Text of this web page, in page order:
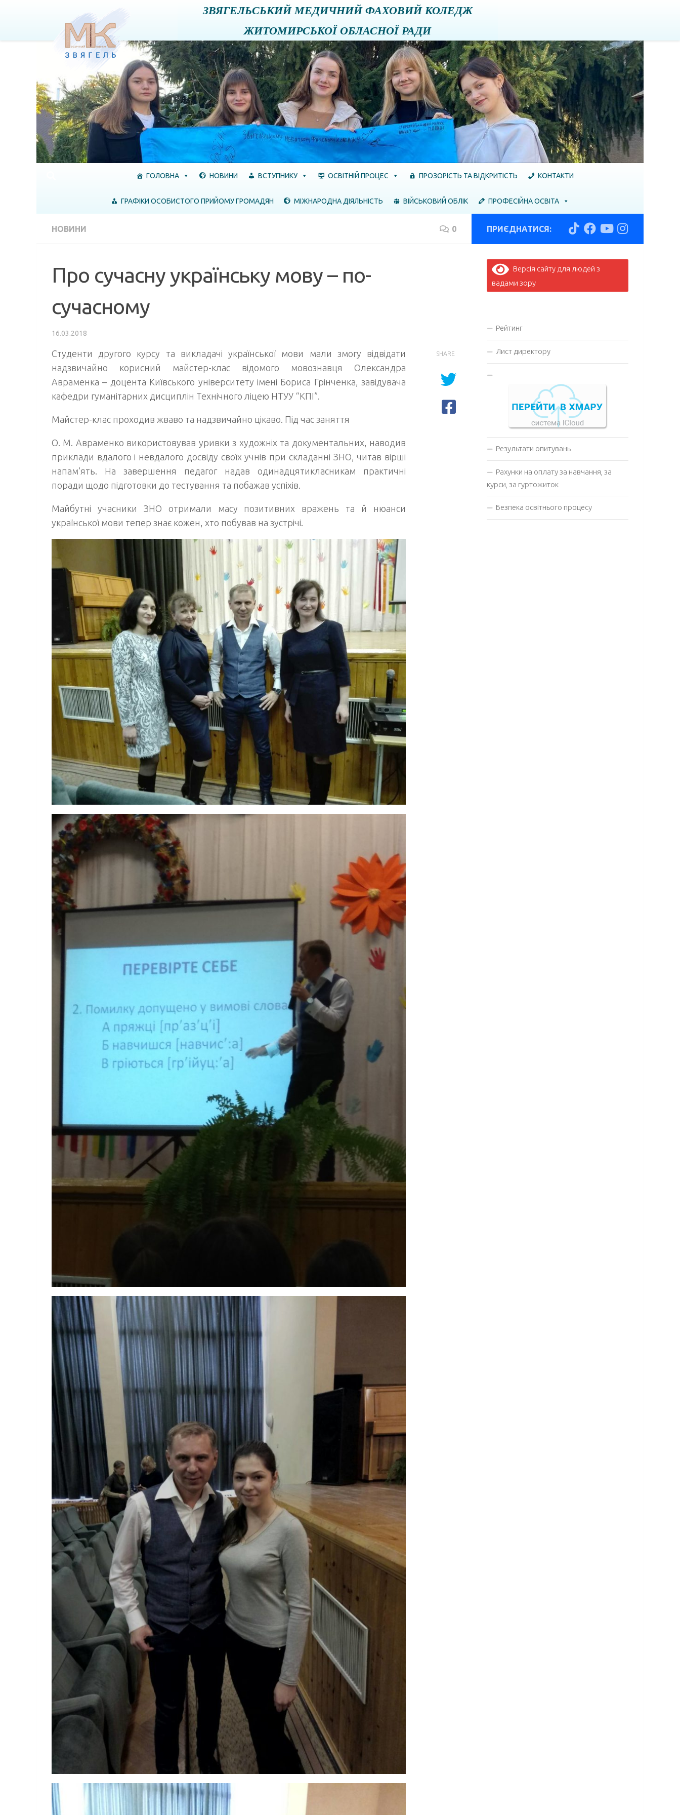
ЗВЯГЕЛЬСЬКИЙ МЕДИЧНИЙ ФАХОВИЙ КОЛЕДЖ
ЖИТОМИРСЬКОЇ ОБЛАСНОЇ РАДИ
ГОЛОВНА НОВИНИ ВСТУПНИКУ ОСВІТНІЙ ПРОЦЕС ПРОЗОРІСТЬ ТА ВІДКРИТІСТЬ КОНТАКТИ
ГРАФІКИ ОСОБИСТОГО ПРИЙОМУ ГРОМАДЯН МІЖНАРОДНА ДІЯЛЬНІСТЬ ВІЙСЬКОВИЙ ОБЛІК ПРОФЕСІЙНА ОСВІТА
НОВИНИ 0
Про сучасну українську мову – по-
сучасному
16.03.2018
Студенти другого курсу та викладачі української мови мали змогу відвідати
надзвичайно корисний майстер-клас відомого мовознавця Олександра
Авраменка – доцента Київського університету імені Бориса Грінченка, завідувача
кафедри гуманітарних дисциплін Технічного ліцею НТУУ “КПІ”.
Майстер-клас проходив жваво та надзвичайно цікаво. Під час заняття
О. М. Авраменко використовував уривки з художніх та документальних, наводив
приклади вдалого і невдалого досвіду своїх учнів при складанні ЗНО, читав вірші
напам’ять. На завершення педагог надав одинадцятикласникам практичні
поради щодо підготовки до тестування та побажав успіхів.
Майбутні учасники ЗНО отримали масу позитивних вражень та й нюанси
української мови тепер знає кожен, хто побував на зустрічі.
SHARE
ПРИЄДНАТИСЯ:
Версія сайту для людей з
вадами зору
Рейтинг
Лист директору
Результати опитувань
Рахунки на оплату за навчання, за
курси, за гуртожиток
Безпека освітнього процесу